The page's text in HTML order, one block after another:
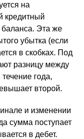
на
кредитный
баланса. Эта же
убытка (если
в скобках. Под
разницу между
года,
второй.
и изменении
сумма поступает
в дебет.